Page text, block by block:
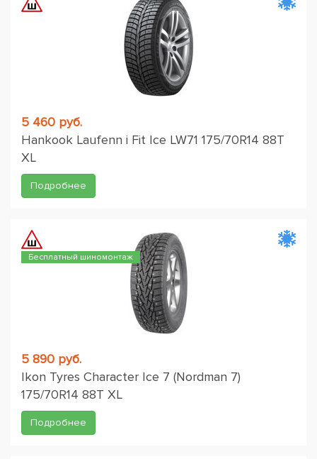
5 460 руб.
Hankook Laufenn i Fit Ice LW71 175/70R14 88T
XL
Подробнее
Бесплатный шиномонтаж
5 890 руб.
Ikon Tyres Character Ice 7 (Nordman 7)
175/70R14 88T XL
Подробнее